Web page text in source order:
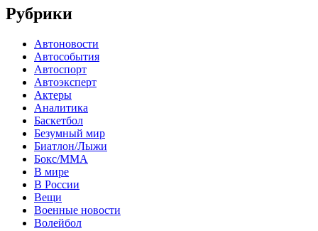
Рубрики
Автоновости
Автособытия
Автоспорт
Автоэксперт
Актеры
Аналитика
Баскетбол
Безумный мир
Биатлон/Лыжи
Бокс/MMA
В мире
В России
Вещи
Военные новости
Волейбол